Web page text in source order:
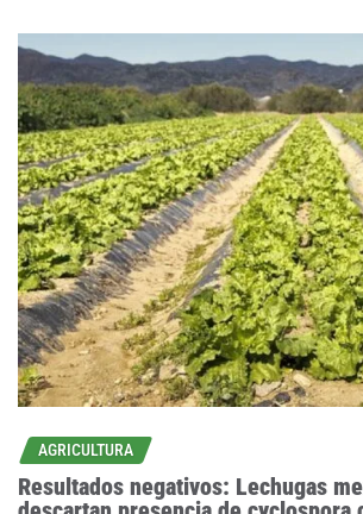
AGRICULTURA
Resultados negativos: Lechugas